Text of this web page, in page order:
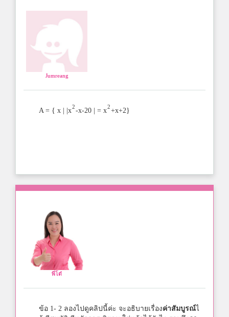
Jumreang
A = { x | |x2-x-20 | = x2+x+2}
พี่โต๋
ข้อ 1- 2 ลองไปดูคลิปนี้ค่ะ จะอธิบายเรื่องค่าสัมบูรณ์ไ